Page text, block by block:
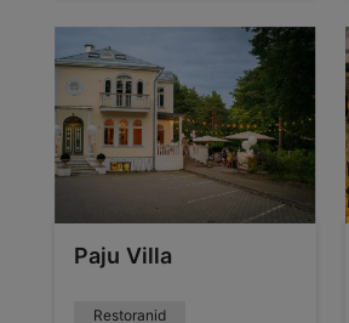
Paju Villa
Restoranid